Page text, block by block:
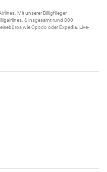
Mit unsererBilligflieger
. & insgesamt rund 800
wie Opodo oder Expedia. Live-